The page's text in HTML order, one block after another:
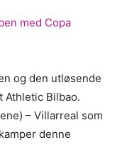
med Copa
og den utløsende
Athletic Bilbao.
– Villarreal som
denne